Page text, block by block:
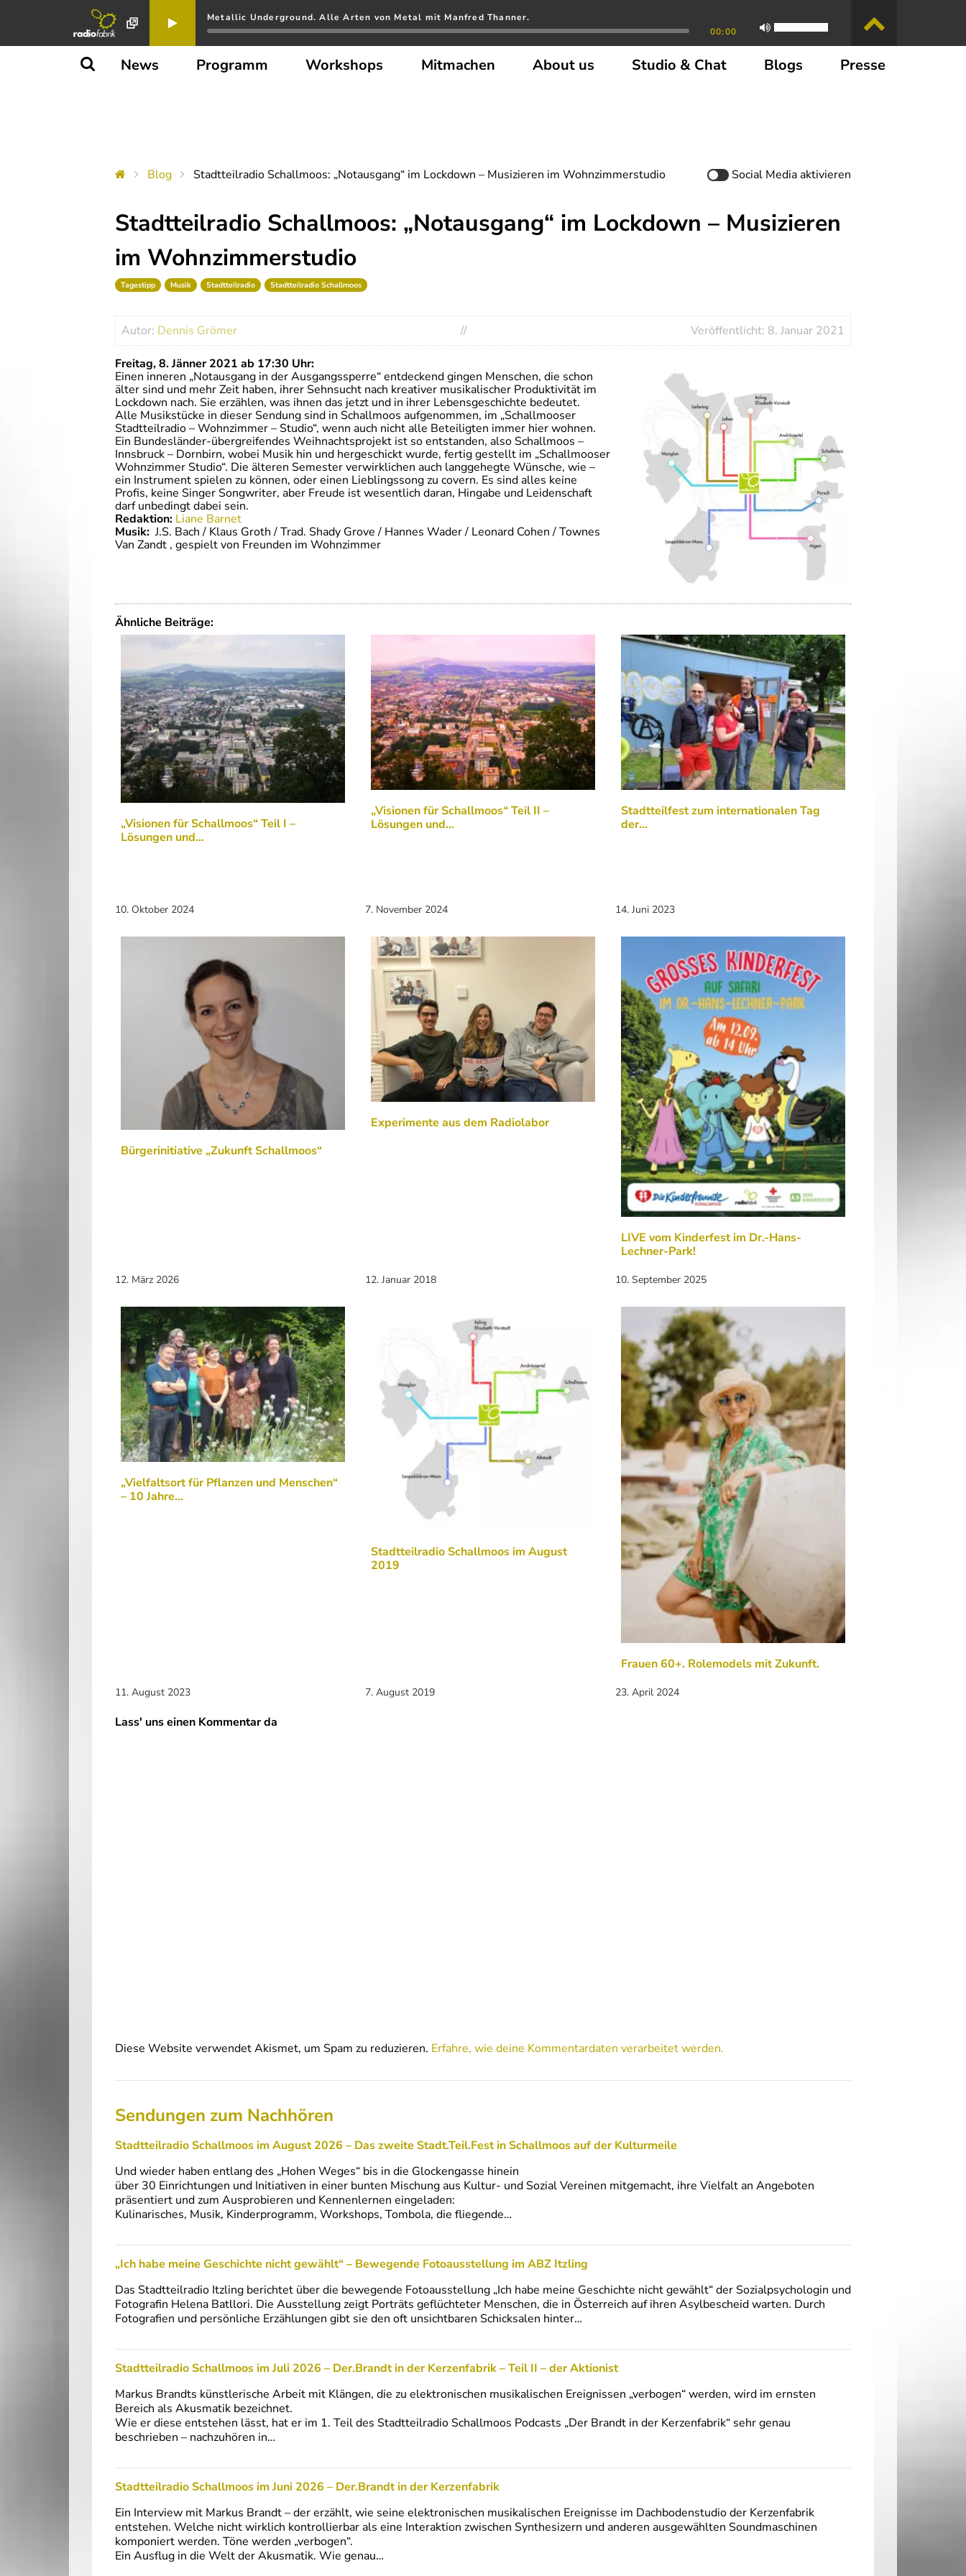
Metallic Underground. Alle Arten von Metal mit Manfred Thanner.
00:00
News Programm Workshops Mitmachen About us Studio & Chat Blogs Presse
Blog Stadtteilradio Schallmoos: „Notausgang“ im Lockdown – Musizieren im Wohnzimmerstudio Social Mediaaktivieren
Stadtteilradio Schallmoos: „Notausgang“ im Lockdown – Musizieren
im Wohnzimmerstudio
Tagestipp Musik Stadtteilradio Stadtteilradio Schallmoos
Autor: Dennis Grömer // Veröffentlicht: 8. Januar 2021
Freitag, 8. Jänner 2021 ab 17:30 Uhr:
Einen inneren „Notausgang in der Ausgangssperre“ entdeckend gingen Menschen, die schon
älter sind und mehr Zeit haben, ihrer Sehnsucht nach kreativer musikalischer Produktivität im
Lockdown nach. Sie erzählen, was ihnen das jetzt und in ihrer Lebensgeschichte bedeutet.
Alle Musikstücke in dieser Sendung sind in Schallmoos aufgenommen, im „Schallmooser
Stadtteilradio – Wohnzimmer – Studio“, wenn auch nicht alle Beteiligten immer hier wohnen.
Ein Bundesländer-übergreifendes Weihnachtsprojekt ist so entstanden, also Schallmoos –
Innsbruck – Dornbirn, wobei Musik hin und hergeschickt wurde, fertig gestellt im „Schallmooser
Wohnzimmer Studio“. Die älteren Semester verwirklichen auch langgehegte Wünsche, wie –
ein Instrument spielen zu können, oder einen Lieblingssong zu covern. Es sind alles keine
Profis, keine Singer Songwriter, aber Freude ist wesentlich daran, Hingabe und Leidenschaft
darf unbedingt dabei sein.
Redaktion: Liane Barnet
Musik: J.S. Bach / Klaus Groth / Trad. Shady Grove / Hannes Wader / Leonard Cohen / Townes
Van Zandt , gespielt von Freunden im Wohnzimmer
Ähnliche Beiträge:
„Visionen für Schallmoos“ Teil I –
Lösungen und…
10. Oktober 2024
„Visionen für Schallmoos“ Teil II –
Lösungen und…
7. November 2024
Stadtteilfest zum internationalen Tag
der…
14. Juni 2023
Bürgerinitiative „Zukunft Schallmoos“
12. März 2026
Experimente aus dem Radiolabor
12. Januar 2018
LIVE vom Kinderfest im Dr.-Hans-
Lechner-Park!
10. September 2025
„Vielfaltsort für Pflanzen und Menschen“
– 10 Jahre…
11. August 2023
Stadtteilradio Schallmoos im August
2019
7. August 2019
Frauen 60+. Rolemodels mit Zukunft.
23. April 2024
Lass' uns einen Kommentar da
Diese Website verwendet Akismet, um Spam zu reduzieren. Erfahre, wie deine Kommentardaten verarbeitet werden.
Sendungen zum Nachhören
Stadtteilradio Schallmoos im August 2026 – Das zweite Stadt.Teil.Fest in Schallmoos auf der Kulturmeile
Und wieder haben entlang des „Hohen Weges“ bis in die Glockengasse hinein
über 30 Einrichtungen und Initiativen in einer bunten Mischung aus Kultur- und Sozial Vereinen mitgemacht, ihre Vielfalt an Angeboten
präsentiert und zum Ausprobieren und Kennenlernen eingeladen:
Kulinarisches, Musik, Kinderprogramm, Workshops, Tombola, die fliegende…
„Ich habe meine Geschichte nicht gewählt“ – Bewegende Fotoausstellung im ABZ Itzling
Das Stadtteilradio Itzling berichtet über die bewegende Fotoausstellung „Ich habe meine Geschichte nicht gewählt“ der Sozialpsychologin und
Fotografin Helena Batllori. Die Ausstellung zeigt Porträts geflüchteter Menschen, die in Österreich auf ihren Asylbescheid warten. Durch
Fotografien und persönliche Erzählungen gibt sie den oft unsichtbaren Schicksalen hinter…
Stadtteilradio Schallmoos im Juli 2026 – Der.Brandt in der Kerzenfabrik – Teil II – der Aktionist
Markus Brandts künstlerische Arbeit mit Klängen, die zu elektronischen musikalischen Ereignissen „verbogen“ werden, wird im ernsten
Bereich als Akusmatik bezeichnet.
Wie er diese entstehen lässt, hat er im 1. Teil des Stadtteilradio Schallmoos Podcasts „Der Brandt in der Kerzenfabrik“ sehr genau
beschrieben – nachzuhören in…
Stadtteilradio Schallmoos im Juni 2026 – Der.Brandt in der Kerzenfabrik
Ein Interview mit Markus Brandt – der erzählt, wie seine elektronischen musikalischen Ereignisse im Dachbodenstudio der Kerzenfabrik
entstehen. Welche nicht wirklich kontrollierbar als eine Interaktion zwischen Synthesizern und anderen ausgewählten Soundmaschinen
komponiert werden. Töne werden „verbogen“.
Ein Ausflug in die Welt der Akusmatik. Wie genau…